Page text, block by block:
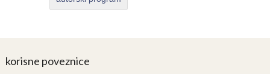
korisne poveznice